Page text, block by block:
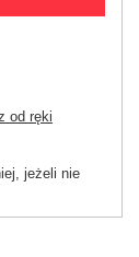
od ręki
jeżeli nie